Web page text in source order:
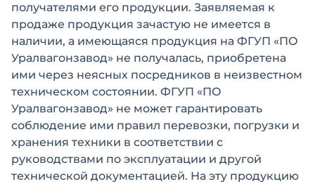
получателями его продукции. Заявляемая к
продаже продукция зачастую не имеется в
наличии, а имеющаяся продукция на ФГУП «ПО
Уралвагонзавод» не получалась, приобретена
ими через неясных посредников в неизвестном
техническом состоянии. ФГУП «ПО
Уралвагонзавод» не может гарантировать
соблюдение ими правил перевозки, погрузки и
хранения техники в соответствии с
руководствами по эксплуатации и другой
технической документацией. На эту продукцию